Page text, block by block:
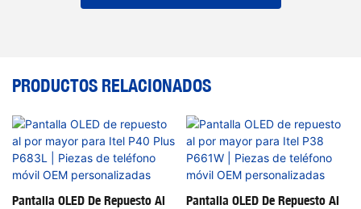
PRODUCTOS RELACIONADOS
Pantalla OLED De Repuesto Al
Pantalla OLED De Repuesto Al